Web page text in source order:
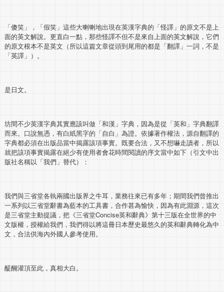
「傻笑」，「假笑」這些大喇喇地出現在英漢字典的「怪譯」的原文不是上
面的英文解說。更直白一點，那些怪譯不但不是來自上面的英文解說，它們
的原文根本不是英文（所以這篇文章從頭到尾用的都是「翻譯」一詞，不是
「英譯」）。
是日文。
坊間不少英漢字典其實應該叫做「和漢」字典，因為是從「英和」字典翻譯
而來。口說無憑，有白紙黑字的「自白」為證。依據著作權法，源自翻譯的
字典都必須在出版品當中揭露該項事實。既要合法，又不想嚇走讀者，所以
就把該項事實揭露在絕少有使用者會花時間閱讀的序文當中如下（引文中出
版社名稱以「我們」替代）：
我們與三省堂各執兩國出版界之牛耳，業務往來已有多年；期間我們曾推出
一系列以三省堂辭書為藍本的工具書，合作甚為愉快，因為有此淵源，這次
是三省堂主動提議，把《三省堂Concise英和辭典》第十三版在全世界的中
文版權，授權給我們，我們得以將這冊日本歷史最悠久的英和辭典轉化為中
文，合法供海內外國人參考使用。
醍醐灌頂至此，真相大白。